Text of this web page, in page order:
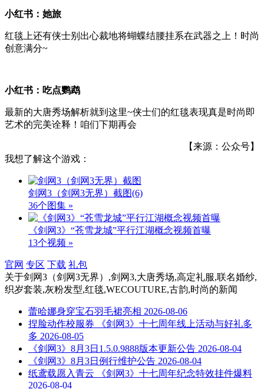
小红书：她旅
红毯上还有侠士别出心裁地将蝴蝶结腰挂系在武器之上！时尚
创意满分~
小红书：吃点鹦鹉
最新的大唐秀场解析就到这里~侠士们的红毯表现真是时尚即
艺术的完美诠释！咱们下期再会
【来源：公众号】
我想了解这个游戏：
剑网3（剑网3无界）截图(6)
36个图集 »
《剑网3》“苍雪龙城”平行江湖概念视频首曝
13个视频 »
官网 专区 下载 礼包
关于剑网3（剑网3无界）,剑网3,大唐秀场,高定礼服,联名婚纱,
织岁套装,灰粉发型,红毯,WECOUTURE,古韵,时尚的新闻
蕾哈娜身穿宝石羽毛裙亮相 2026-08-06
捏脸动作校服券 《剑网3》十七周年线上活动与好礼多
多 2026-08-05
《剑网3》8月3日1.5.0.9888版本更新公告 2026-08-04
《剑网3》8月3日例行维护公告 2026-08-04
纸鸢载愿入青云 《剑网3》十七周年纪念特效挂件爆料
2026-08-04